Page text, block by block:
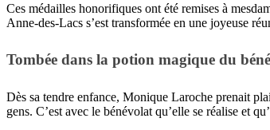
Ces médailles honorifiques ont été remises à
Anne-des-Lacs s’est transformée en une joyeuse
Tombée dans la potion magique du
Dès sa tendre enfance, Monique Laroche prenait
gens. C’est avec le bénévolat qu’elle se réalise et